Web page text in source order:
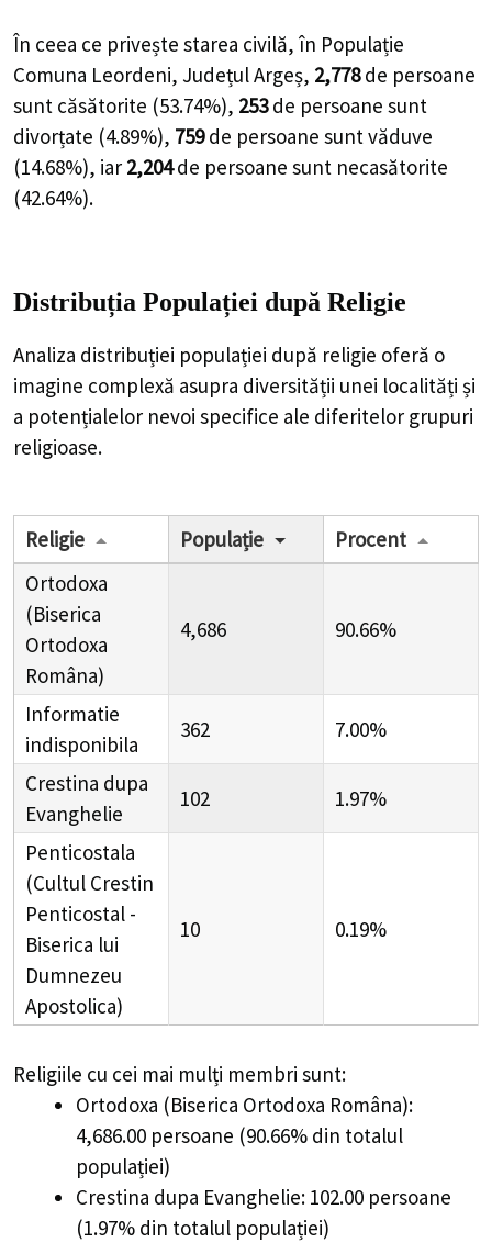
În ceea ce privește starea civilă, în Populație
Comuna Leordeni, Județul Argeș, 2,778 de persoane
sunt căsătorite (53.74%), 253 de persoane sunt
divorțate (4.89%), 759 de persoane sunt văduve
(14.68%), iar 2,204 de persoane sunt necasătorite
(42.64%).
Distribuția Populației după Religie
Analiza distribuției populației după religie oferă o
imagine complexă asupra diversității unei localități și
a potențialelor nevoi specifice ale diferitelor grupuri
religioase.
Religie Populație
Procent
Ortodoxa
(Biserica
Ortodoxa
Româna)
4,686 90.66%
Informatie
indisponibila
362 7.00%
Crestina dupa
Evanghelie
102 1.97%
Penticostala
(Cultul Crestin
Penticostal -
Biserica lui
Dumnezeu
Apostolica)
10 0.19%
Religiile cu cei mai mulți membri sunt:
Ortodoxa (Biserica Ortodoxa Româna):
4,686.00 persoane (90.66% din totalul
populației)
Crestina dupa Evanghelie: 102.00 persoane
(1.97% din totalul populației)